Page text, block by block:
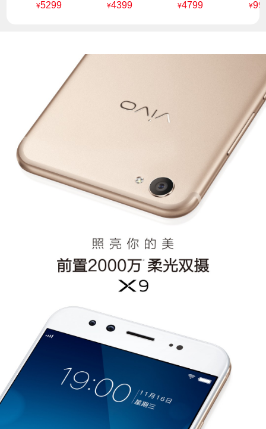
¥5299
¥4399
¥4799
¥